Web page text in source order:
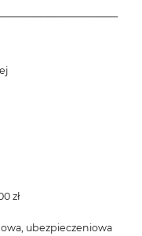
zł
ubezpieczeniowa